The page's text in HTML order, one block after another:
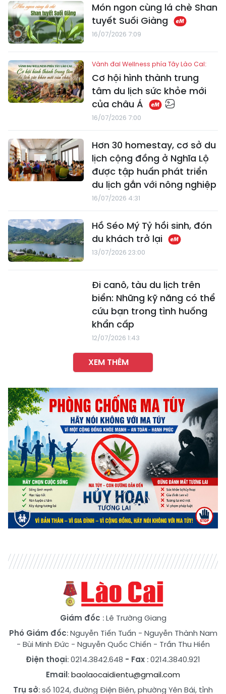
Món ngon cùng lá chè Shan
tuyết Suối Giàng
16/07/2026 7:09
Vành đai Wellness phía Tây Lào Cai:
Cơ hội hình thành trung
tâm du lịch sức khỏe mới
của châu Á
16/07/2026 7:00
Hơn 30 homestay, cơ sở du
lịch cộng đồng ở Nghĩa Lộ
được tập huấn phát triển
du lịch gắn với nông nghiệp
16/07/2026 4:31
Hồ Séo Mý Tỷ hồi sinh, đón
du khách trở lại
13/07/2026 23:00
Đi canô, tàu du lịch trên
biển: Những kỹ năng có thể
cứu bạn trong tình huống
khẩn cấp
12/07/2026 1:43
XEM THÊM
Giám đốc : Lê Trường Giang
Phó Giám đốc:Nguyễn Tiến Tuấn - Nguyễn Thành Nam
- Bùi Minh Đức- Nguyễn Quốc Chiến - Trần Thu Hiền
Điện thoại: 0214.3842.648 - Fax : 0214.3840.921
Email:baolaocaidientu@gmail.com
Trụ sở: số 1024, đường Điện Biên, phường Yên Bái, tỉnh